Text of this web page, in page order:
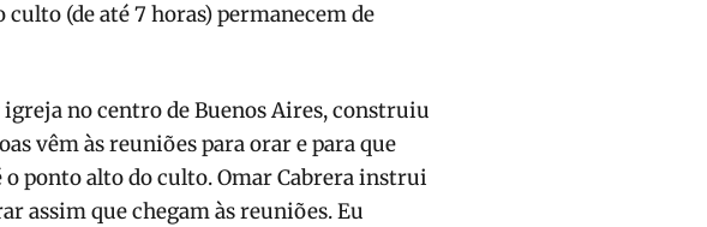
(de até 7 horas) permanecem de
no centro de Buenos Aires, construiu
vêm às reuniões para orar e para que
o ponto alto do culto. Omar Cabrera instrui
assim que chegam às reuniões. Eu